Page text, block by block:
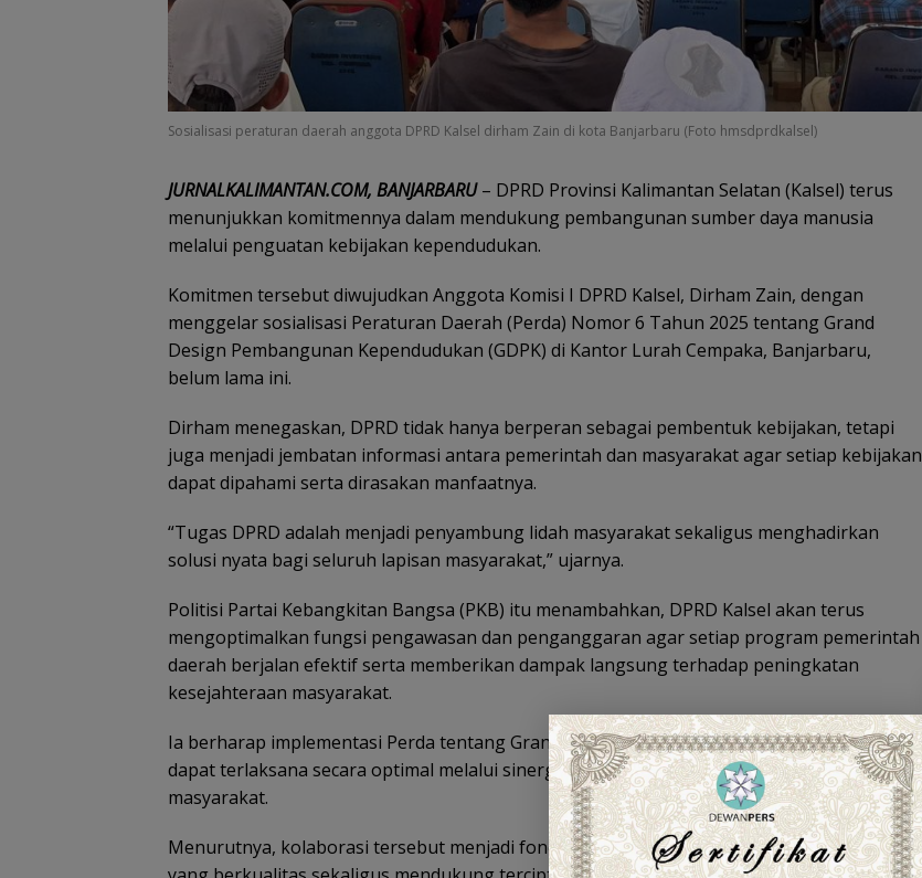
Sosialisasi peraturan daerah anggota DPRD Kalsel dirham Zain di kota Banjarbaru (Foto hmsdprdkalsel)
JURNALKALIMANTAN.COM, BANJARBARU– DPRD Provinsi Kalimantan Selatan (Kalsel) terus
menunjukkan komitmennya dalam mendukung pembangunan sumber daya manusia
melalui penguatan kebijakan kependudukan.
Komitmen tersebut diwujudkan Anggota Komisi I DPRD Kalsel, Dirham Zain, dengan
menggelar sosialisasi Peraturan Daerah (Perda) Nomor 6 Tahun 2025 tentang Grand
Design Pembangunan Kependudukan (GDPK) di Kantor Lurah Cempaka, Banjarbaru,
belum lama ini.
Dirham menegaskan, DPRD tidak hanya berperan sebagai pembentuk kebijakan, tetapi
juga menjadi jembatan informasi antara pemerintah dan masyarakat agar setiap kebijakan
dapat dipahami serta dirasakan manfaatnya.
“Tugas DPRD adalah menjadi penyambung lidah masyarakat sekaligus menghadirkan
solusi nyata bagi seluruh lapisan masyarakat,” ujarnya.
Politisi Partai Kebangkitan Bangsa (PKB) itu menambahkan, DPRD Kalsel akan terus
mengoptimalkan fungsi pengawasan dan penganggaran agar setiap program pemerintah
daerah berjalan efektif serta memberikan dampak langsung terhadap peningkatan
kesejahteraan masyarakat.
Ia berharap implementasi Perda tentang Grand Design Pembangunan Kependudukan
dapat terlaksana secara optimal melalui sinergi antara pemerintah daerah, DPRD, dan
masyarakat.
Menurutnya, kolaborasi tersebut menjadi fondasi penting dalam mewujudkan keluarga